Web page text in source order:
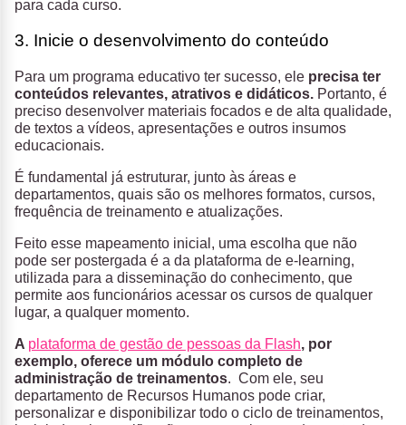
para cada curso.
3. Inicie o desenvolvimento do conteúdo
Para um programa educativo ter sucesso, ele precisa ter
conteúdos relevantes, atrativos e didáticos. Portanto, é
preciso desenvolver materiais focados e de alta qualidade,
de textos a vídeos, apresentações e outros insumos
educacionais.
É fundamental já estruturar, junto às áreas e
departamentos, quais são os melhores formatos, cursos,
frequência de treinamento e atualizações.
Feito esse mapeamento inicial, uma escolha que não
pode ser postergada é a da plataforma de e-learning,
utilizada para a disseminação do conhecimento, que
permite aos funcionários acessar os cursos de qualquer
lugar, a qualquer momento.
A plataforma de gestão de pessoas da Flash, por
exemplo, oferece um módulo completo de
administração de treinamentos. Com ele, seu
departamento de Recursos Humanos pode criar,
personalizar e disponibilizar todo o ciclo de treinamentos,